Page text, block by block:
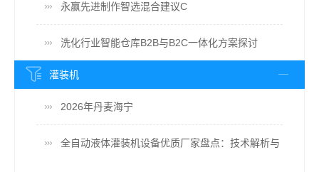
永赢先进制作智选混合建议C
洗化行业智能仓库B2B与B2C一体化方案探讨
灌装机
2026年丹麦海宁
全自动液体灌装机设备优质厂家盘点：技术解析与